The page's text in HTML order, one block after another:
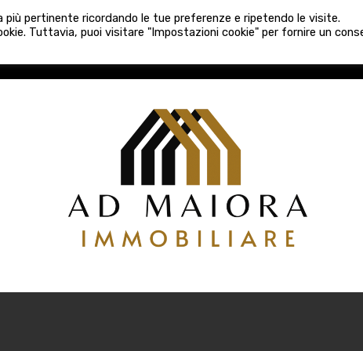
COSTRUZIONI VENDITA LOCAZIONI ATTIVITÀ
080 3759025
pertinente ricordando le tue preferenze e ripetendo le visite.
Tuttavia, puoi visitare "Impostazioni cookie" per fornire un